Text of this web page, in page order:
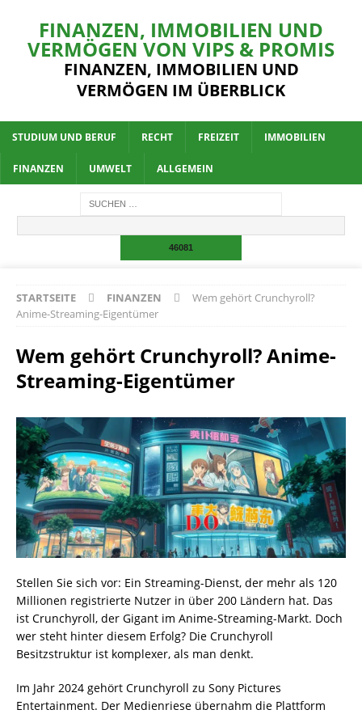
FINANZEN, IMMOBILIEN UND
VERMÖGEN VON VIPS & PROMIS
FINANZEN, IMMOBILIEN UND
VERMÖGEN IM ÜBERBLICK
STUDIUM UND BERUF RECHT FREIZEIT IMMOBILIEN
FINANZEN UMWELT ALLGEMEIN
STARTSEITE FINANZEN
Wem gehört Crunchyroll?
Anime-Streaming-Eigentümer
Wem gehört Crunchyroll? Anime-
Streaming-Eigentümer
Stellen Sie sich vor: Ein Streaming-Dienst, der mehr als 120
Millionen registrierte Nutzer in über 200 Ländern hat. Das
ist Crunchyroll, der Gigant im Anime-Streaming-Markt. Doch
wer steht hinter diesem Erfolg? Die Crunchyroll
Besitzstruktur ist komplexer, als man denkt.
Im Jahr 2024 gehört Crunchyroll zu Sony Pictures
Entertainment. Der Medienriese übernahm die Plattform